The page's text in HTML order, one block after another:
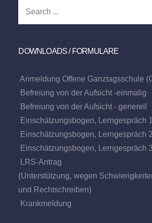
DOWNLOADS / FORMULARE
Anmeldung Offene Ganztagsschule
Befreiung von der Aufsicht -einmalig
Befreiung von der Aufsicht - generell
Einschätzungsbogen, Lerngespräch
Einschätzungsbogen, Lerngespräch
Einschätzungsbogen, Lerngespräch
LRS-Antrag
(Unterstützung, wegen
und Rechtschreiben)
Krankmeldung